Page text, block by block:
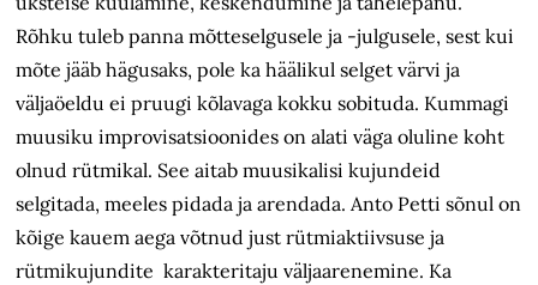
Rõhku tuleb panna mõtteselgusele ja -julgusele, sest kui
mõte jääb hägusaks, pole ka häälikul selget värvi ja
väljaöeldu ei pruugi kõlavaga kokku sobituda. Kummagi
muusiku improvisatsioonides on alati väga oluline koht
olnud rütmikal. See aitab muusikalisi kujundeid
selgitada, meeles pidada ja arendada. Anto Petti sõnul on
kõige kauem aega võtnud just rütmiaktiivsuse ja
rütmikujundite karakteritaju väljaarenemine. Ka